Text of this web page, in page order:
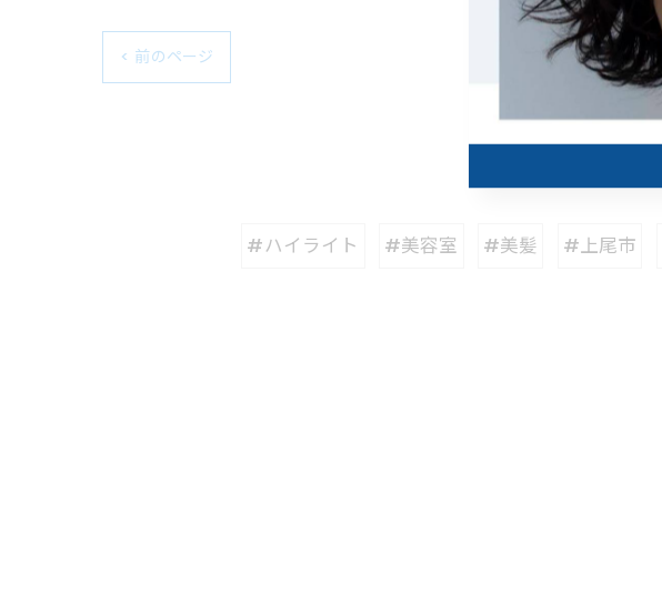
< 前のページ
#ハイライト #美容室 #美髪 #上尾市